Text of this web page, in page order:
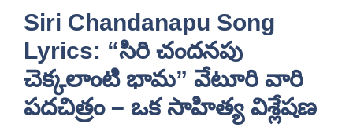
Siri Chandanapu Song
Lyrics: “సిరి చందనపు
చెక్కలాంటి భామ” వేటూరి వారి
పదచిత్రం – ఒక సాహిత్య విశ్లేషణ